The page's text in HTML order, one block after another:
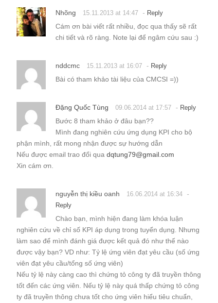
Nhõng 15.11.2013 at 14:47 - Reply
Cám ơn bài viết rất nhiều, đọc qua thấy sẽ rất
chi tiết và rõ ràng. Note lại để ngâm cứu sau :)
nddcmc 15.11.2013 at 16:07 - Reply
Bài có tham khảo tài liệu của CMCSI =))
Đặng Quốc Tùng 09.06.2014 at 17:57 - Reply
Bước 8 tham khảo ở đâu bạn??
Mình đang nghiên cứu ứng dụng KPI cho bộ
phận mình, rất mong nhận được sự hướng dẫn
Nếu được email trao đổi qua dqtung79@gmail.com
Xin cám ơn.
nguyễn thị kiều oanh 16.06.2014 at 16:34 -
Reply
Chào bạn, mình hiện đang làm khóa luận
nghiên cứu về chỉ số KPI áp dụng trong tuyển dụng. Nhưng
làm sao để mình đánh giá được kết quả đó như thế nào
được vậy bạn? VD như: Tỷ lệ ứng viên đạt yêu cầu (số ứng
viên đạt yêu cầu/tổng số ứng viên)
Nếu tỷ lệ này càng cao thì chứng tỏ công ty đã truyền thông
tốt đến các ứng viên. Nếu tỷ lệ này quá thấp chứng tỏ công
ty đã truyền thông chưa tốt cho ứng viên hiểu tiêu chuẩn,